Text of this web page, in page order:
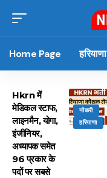
Home Page हरियाणा
नौकरी
हरियाणा
Hkrn में
मेडिकल स्टाफ,
लाइनमैन, योगा,
इंजीनियर,
अध्यापक समेत
96 प्रकार के
पदों पर सबसे